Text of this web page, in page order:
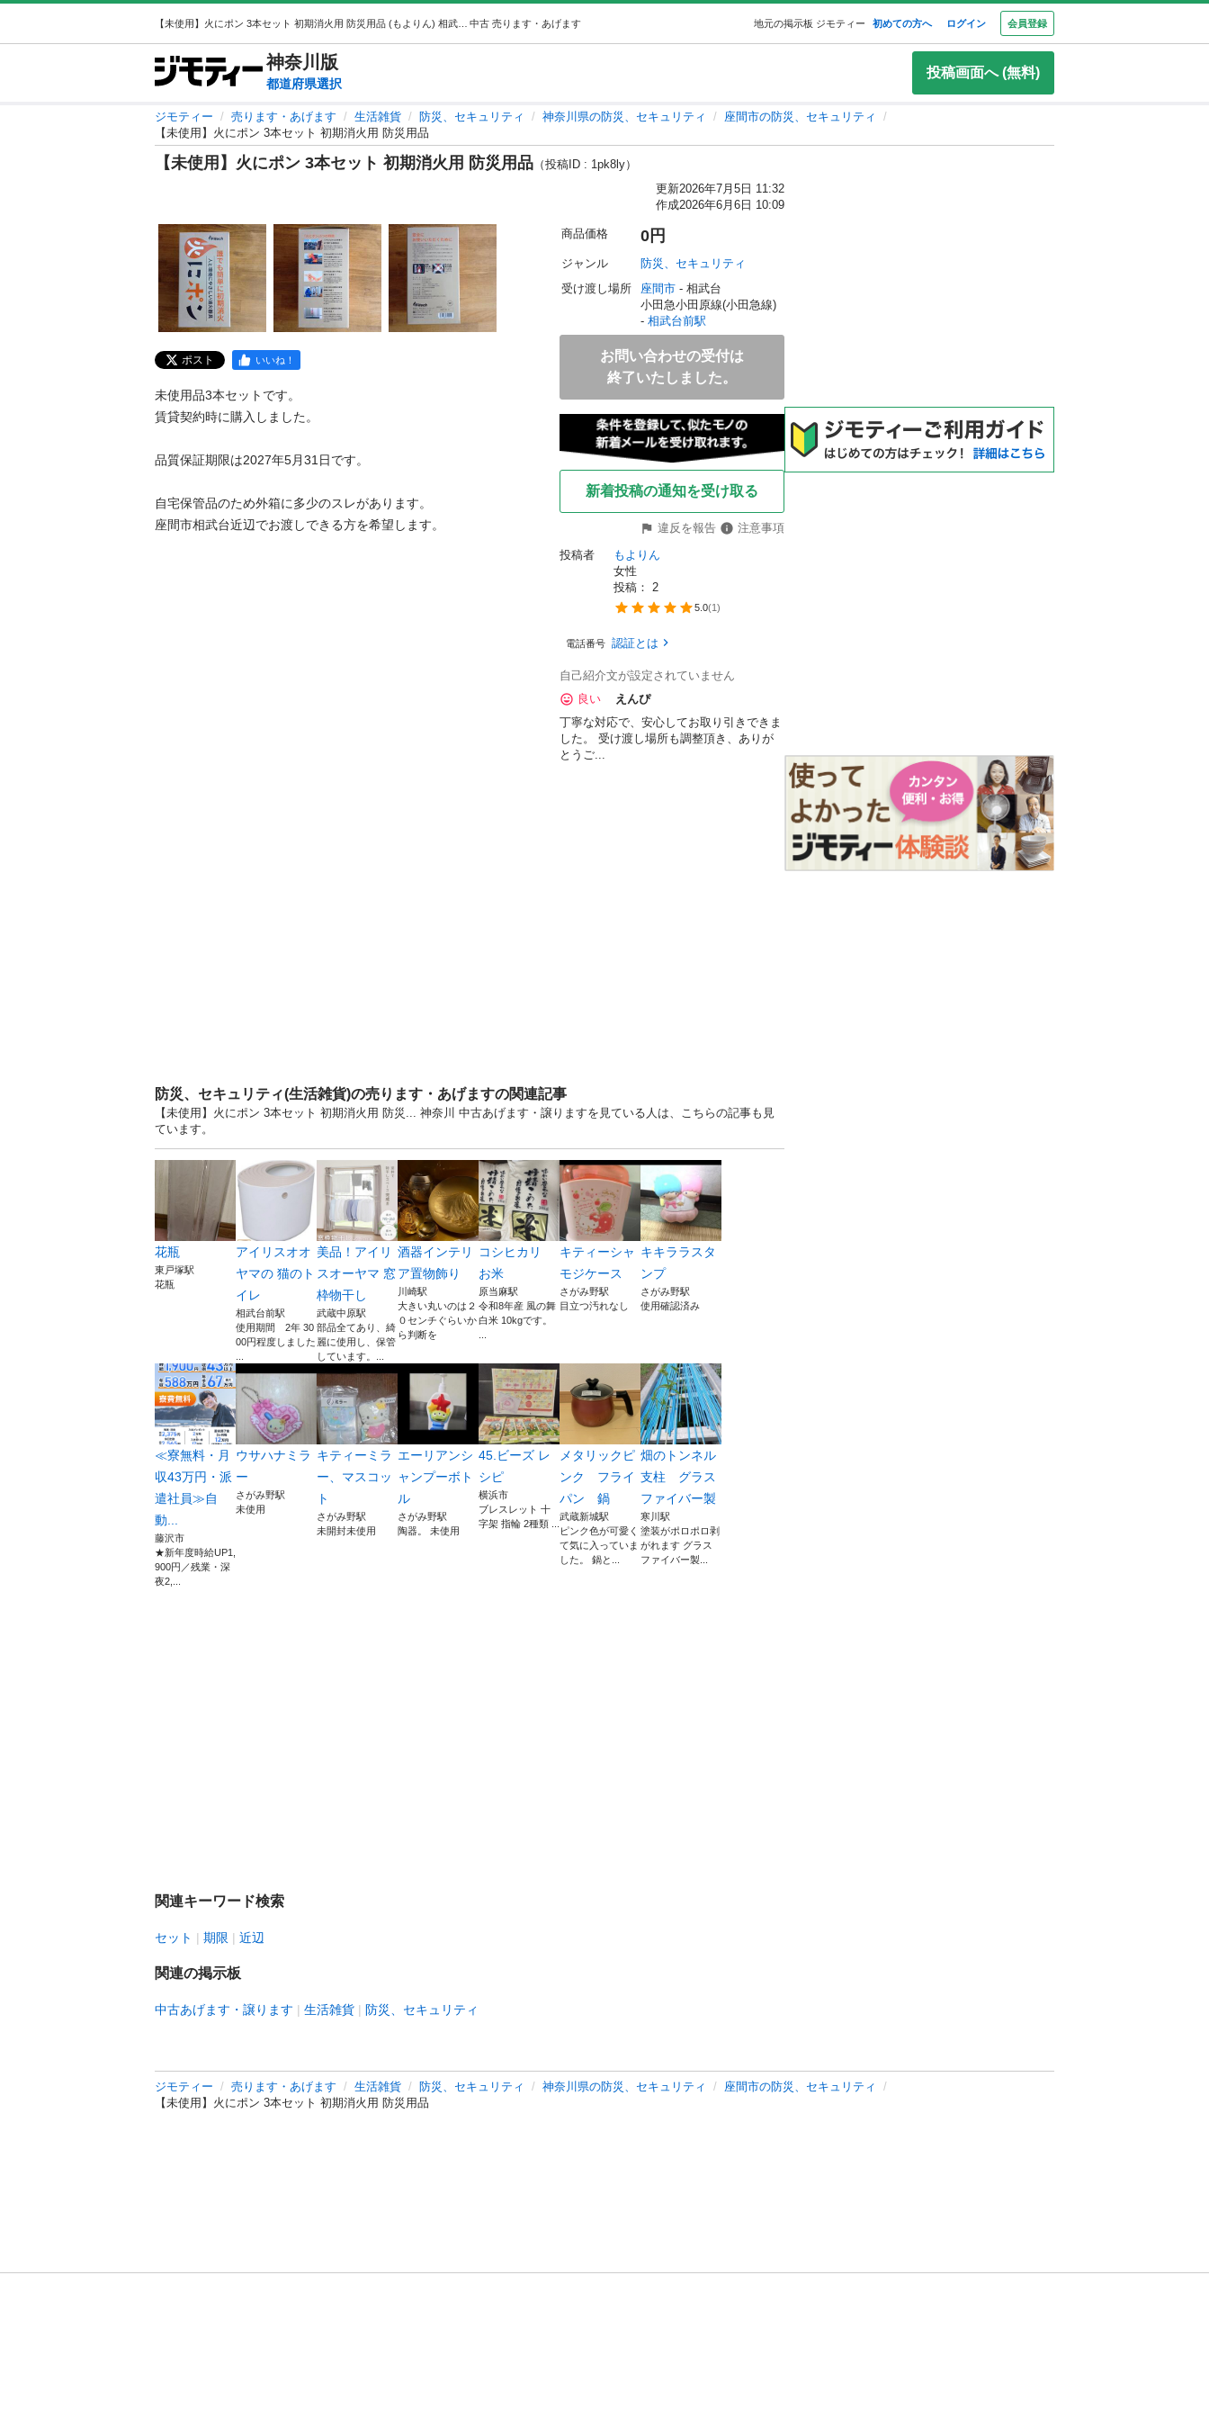
中古 売ります・あげます 地元の掲示板 ジモティー 初めての方へ ログイン 会員登録
神奈川 版
都道府県選択
投稿画面へ (無料)
ジモティー 売ります・あげます 生活雑貨 防災、セキュリティ 神奈川県の防災、セキュリティ
座間市の防災、セキュリティ
【未使用】火にポン 3本セット 初期消火用 防災用品
【未使用】火にポン 3本セット 初期消火用 防災用品 （投稿ID : 1pk8ly）
更新2026年7月5日 11:32
作成2026年6月6日 10:09
ポスト いいね！
未使用品3本セットです。
賃貸契約時に購入しました。
品質保証期限は2027年5月31日です。
自宅保管品のため外箱に多少のスレがあります。
商品価格 0円
ジャンル
防災、セキュリティ
受け渡し場所
座間市 - 相武台
小田急小田原線(小田急線)
- 相武台前駅
お問い合わせの受付は
終了いたしました。
新着投稿の通知を受け取る
違反を報告
注意事項
投稿者
もよりん
女性
投稿： 2
5.0(1 )
電話番号 認証とは
自己紹介文が設定されていません
良い
えんぴ
丁寧な対応で、安心してお取り引きできま
した。 受け渡し場所も調整頂き、ありが
とうご...
防災、セキュリティ(生活雑貨)の売ります・あげますの関連記事
【未使用】火にポン 3本セット 初期消火用 防災... 神奈川 中古あげます・譲りますを見ている人は、こちらの記事も見
ています。
花瓶
東戸塚駅
花瓶
アイリスオオ
ヤマの 猫のト
イレ
相武台前駅
使用期間 2年 30
00円程度しました
美品！アイリ
スオーヤマ 窓
枠物干し
武蔵中原駅
部品全てあり、綺
麗に使用し、保管
しています。...
酒器インテリ
ア置物飾り
川崎駅
大きい丸いのは２
０センチぐらいか
ら判断を
コシヒカリ
お米
原当麻駅
令和8年産 風の舞
白米 10kgです。
キティーシャ
モジケース
さがみ野駅
目立つ汚れなし
キキララスタ
ンプ
さがみ野駅
使用確認済み
≪寮無料・月
収43万円・派
遣社員≫自
動...
藤沢市
★新年度時給UP1,
900円／残業・深
夜2,...
ウサハナミラ
ー
さがみ野駅
未使用
キティーミラ
ー、マスコッ
ト
さがみ野駅
未開封未使用
エーリアンシ
ャンプーボト
ル
さがみ野駅
陶器。 未使用
45.ビーズ レ
シピ
横浜市
ブレスレット 十
字架 指輪 2種類 ...
メタリックピ
ンク フライ
パン 鍋
武蔵新城駅
ピンク色が可愛く
て気に入っていま
した。 鍋と...
畑のトンネル
支柱 グラス
ファイバー製
寒川駅
塗装がポロポロ剥
がれます グラス
ファイバー製...
関連キーワード検索
セット 期限 近辺
関連の掲示板
中古あげます・譲ります 生活雑貨 防災、セキュリティ
ジモティー 売ります・あげます 生活雑貨 防災、セキュリティ 神奈川県の防災、セキュリティ
座間市の防災、セキュリティ
【未使用】火にポン 3本セット 初期消火用 防災用品